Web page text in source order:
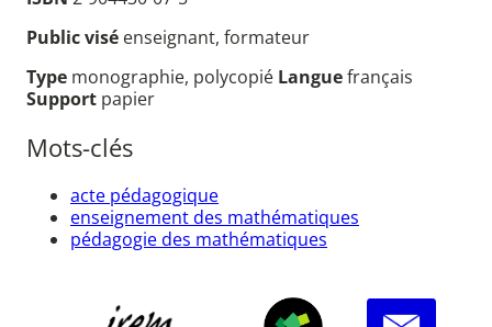
Public visé enseignant, formateur
Type monographie, polycopié Languefrançais
Support papier
Mots-clés
acte pédagogique
enseignement des mathématiques
pédagogie des mathématiques